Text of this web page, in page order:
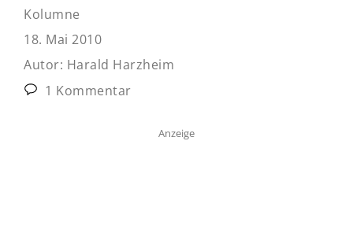
Kolumne
18. Mai 2010
Autor: Harald Harzheim
1 Kommentar
Anzeige